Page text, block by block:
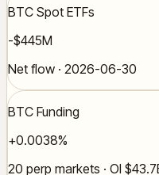
BTC Spot ETFs
-$445M
Net flow · 2026-06-30
BTC Funding
+0.0038%
20 perp markets · OI